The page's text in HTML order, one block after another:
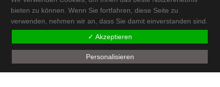
KONTAKT & ANFAHRT
IMPRESSUM
AKTUELLES
bieten zu können. Wenn Sie fortfahren, diese Seite zu
verwenden, nehmen wir an, dass Sie damit einverstanden sind.
✓ Akzeptieren
Personalisieren